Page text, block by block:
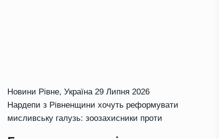
Новини Рівне, Україна 29 Липня 2026
Нардепи з Рівненщини хочуть реформувати
мисливську галузь: зоозахисники проти